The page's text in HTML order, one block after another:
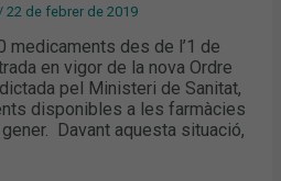
/22 de febrer de 2019
medicaments des de l’1 de
en vigor de la nova Ordre
pel Ministeri de Sanitat,
disponibles a les farmàcies
Davant aquesta situació,